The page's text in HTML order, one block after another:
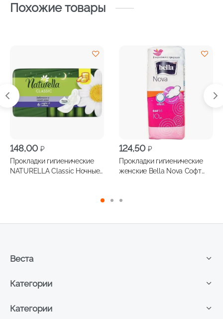
Похожие товары
148,00 ₽
Прокладки гигиенические
NATURELLA Classic Ночные
124,50 ₽
Прокладки гигиенические
женские Bella Nova Софт
Категории
Категории
Веста